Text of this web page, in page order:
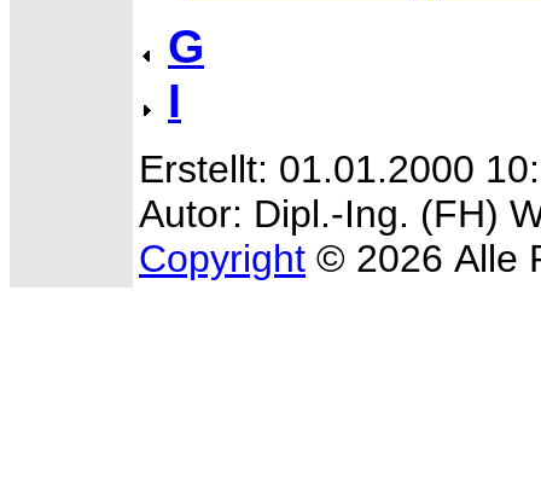
G
I
Erstellt: 01.01.2000
Autor: Dipl.-Ing. (FH)
Copyright © 2026 Alle